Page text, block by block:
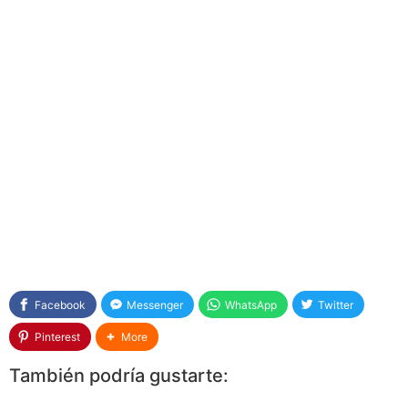
Facebook Messenger WhatsApp Twitter
Pinterest More
También podría gustarte: